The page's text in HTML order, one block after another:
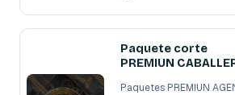
Paquete corte
PREMIUN
Paquetes PREMIUN